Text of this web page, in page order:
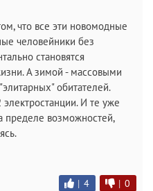
что все эти новомодные
человейники без
становятся
А зимой - массовыми
обитателей.
И те уже
пределе возможностей,
| 4 | 0